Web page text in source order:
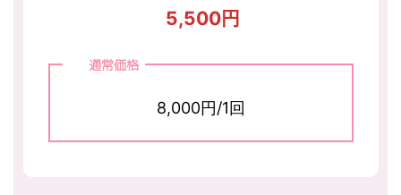
5,500円
通常価格
8,000円/1回